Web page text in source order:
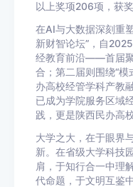
以上奖项206项，获
在AI与大数据深刻重
新财智论坛”，自
经教育前沿——首届
合；第二届则围绕“模
办高校经管学科产教
已成为学院服务区域
践，更是陕西民办高
大学之大，在于眼界
新。在省级大学科技
肩，于知行合一中理
代命题，于文明互鉴